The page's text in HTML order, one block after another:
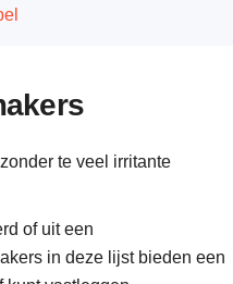
te veel irritante
of uit een
in deze lijst bieden een